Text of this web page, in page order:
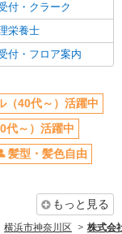
～）活躍中
場企業のグループ会
付・クラーク
栄養士
付・フロア案内
（40代～）活躍中
代～）活躍中
髪型・髪色自由
もっと見る
横浜市神奈川区 株式会